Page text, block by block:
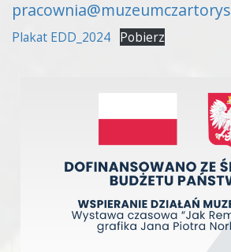
Plakat EDD_2024 Pobierz